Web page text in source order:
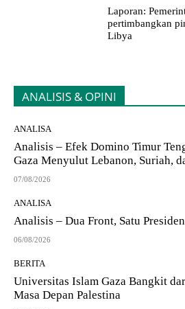
Laporan:
pertimbangkan
Libya
ANALISIS & OPINI
ANALISA
Analisis – Efek Domino Timur
Gaza Menyulut Lebanon, Suriah,
07/08/2026
ANALISA
Analisis – Dua Front, Satu Presiden
06/08/2026
BERITA
Universitas Islam Gaza Bangkit
Masa Depan Palestina